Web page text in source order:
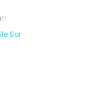
Sor